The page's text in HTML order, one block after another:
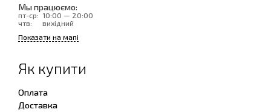
Мы працюємо:
пт-ср: 10:00 — 20:00
чтв:
вихідний
Показати на мапі
Як купити
Оплата
Доставка